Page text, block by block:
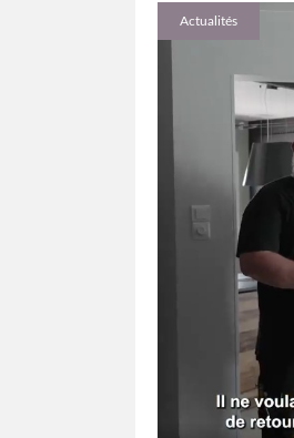
Actualités